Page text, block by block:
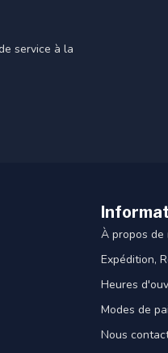
service à la
À propos de
Expédition,
Heures
Modes de
Nous